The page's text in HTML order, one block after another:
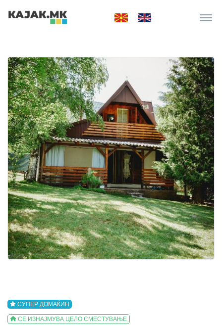
СУПЕР ДОМАЌИН
СЕ ИЗНАЈМУВА ЦЕЛО СМЕСТУВАЊЕ